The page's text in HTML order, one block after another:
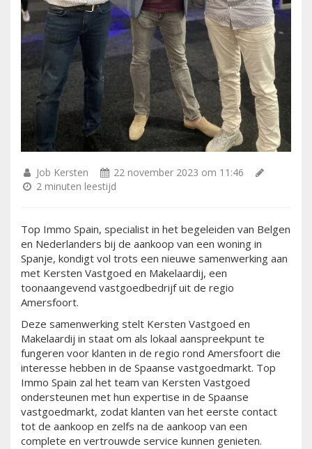
Job Kersten
22 november 2023 om 11:46
2 minuten leestijd
Top Immo Spain, specialist in het begeleiden van Belgen
en Nederlanders bij de aankoop van een woning in
Spanje, kondigt vol trots een nieuwe samenwerking aan
met Kersten Vastgoed en Makelaardij, een
toonaangevend vastgoedbedrijf uit de regio
Amersfoort.
Deze samenwerking stelt Kersten Vastgoed en
Makelaardij in staat om als lokaal aanspreekpunt te
fungeren voor klanten in de regio rond Amersfoort die
interesse hebben in de Spaanse vastgoedmarkt. Top
Immo Spain zal het team van Kersten Vastgoed
ondersteunen met hun expertise in de Spaanse
vastgoedmarkt, zodat klanten van het eerste contact
tot de aankoop en zelfs na de aankoop van een
complete en vertrouwde service kunnen genieten.